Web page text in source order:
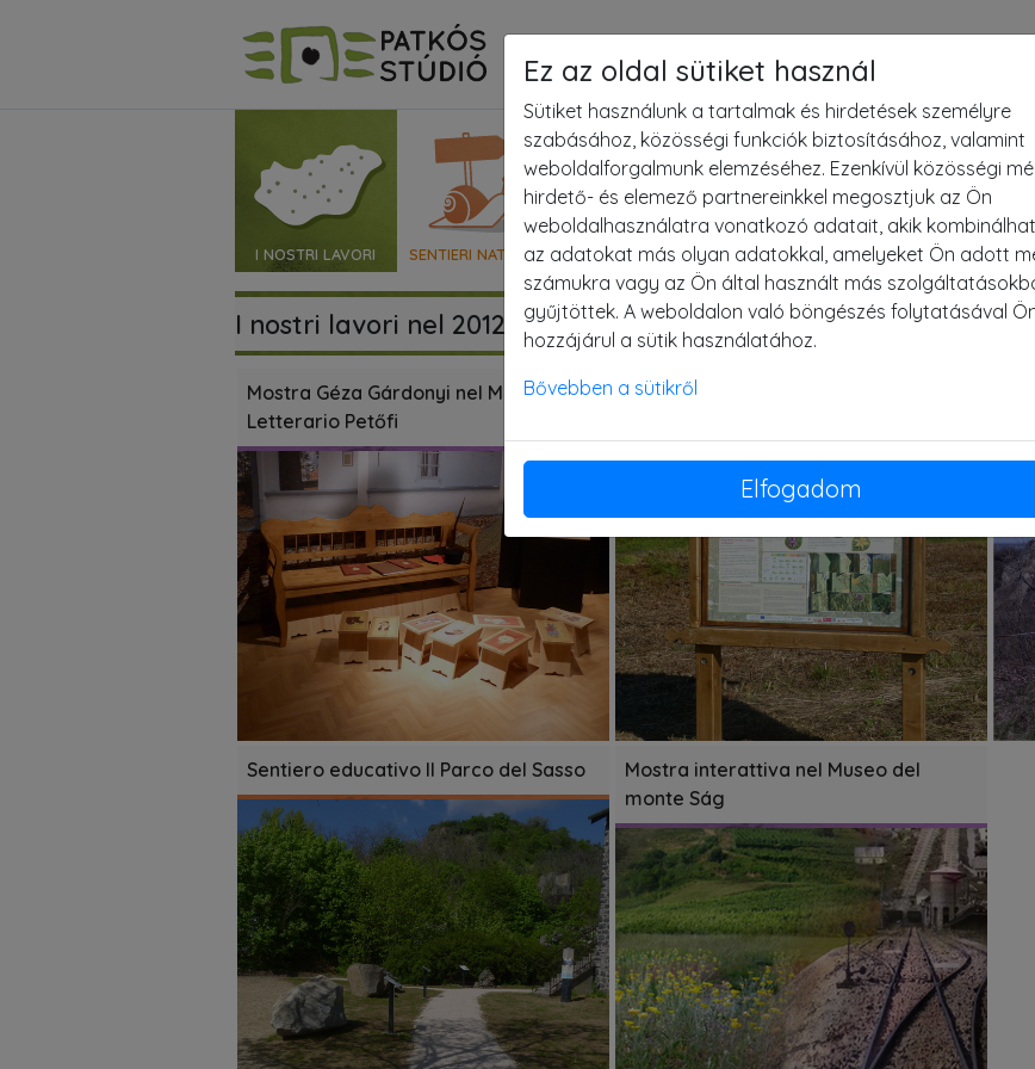
+36 30 382 0895 +36 53 583 544
I NOSTRI LAVORI SENTIERI NATURALI MOSTRE GIOCHI MODELLI 3D
I nostri lavori nel 2012
Mostra Géza Gárdonyi nel Museo
Letterario Petőfi
Landscape in harmony - Falcatura in
Sentiero educativo Il Parco del Sasso
Mostra interattiva nel Museo del
monte Ság
Ez az oldal sütiket használ
Sütiket használunk a tartalmak és hirdetések személyre
szabásához, közösségi funkciók biztosításához, valamint
weboldalforgalmunk elemzéséhez. Ezenkívül közösségi
hirdető- és elemező partnereinkkel megosztjuk az Ön
weboldalhasználatra vonatkozó adatait, akik
az adatokat más olyan adatokkal, amelyeket Ön adott
számukra vagy az Ön által használt más
gyűjtöttek. A weboldalon való böngészés folytatásával
hozzájárul a sütik használatához.
Bővebben a sütikről
Elfogadom